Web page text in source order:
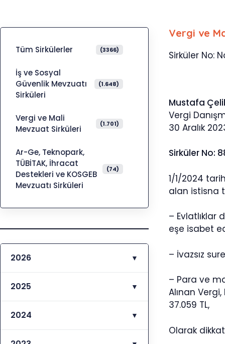
Vergi ve
Sirküler No:
Mustafa
Vergi
30 Aralık
Sirküler No:
1/1/2024
alan istisna
– Evlatlıklar
eşe isabet
– İvazsız
– Para ve
Alınan
37.059 TL,
Olarak
Tüm Sirkülerler (3366)
İş ve Sosyal
Güvenlik Mevzuatı
Sirküleri
(1.648)
Vergi ve Mali
Mevzuat Sirküleri
(1.701)
Ar-Ge, Teknopark,
TÜBİTAK, İhracat
Destekleri ve KOSGEB
Mevzuatı Sirküleri
(74)
2026 ▼
2025 ▼
2024 ▼